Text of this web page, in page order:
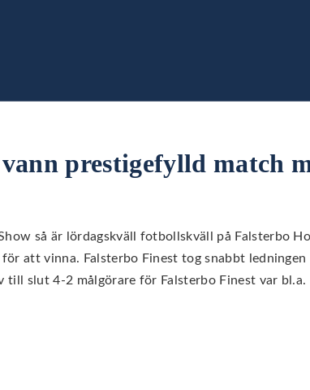
prestigefylld match
så är lördagskväll fotbollskväll på Falsterbo
att vinna. Falsterbo Finest tog snabbt
till slut 4-2 målgörare för Falsterbo Finest var bl.a.